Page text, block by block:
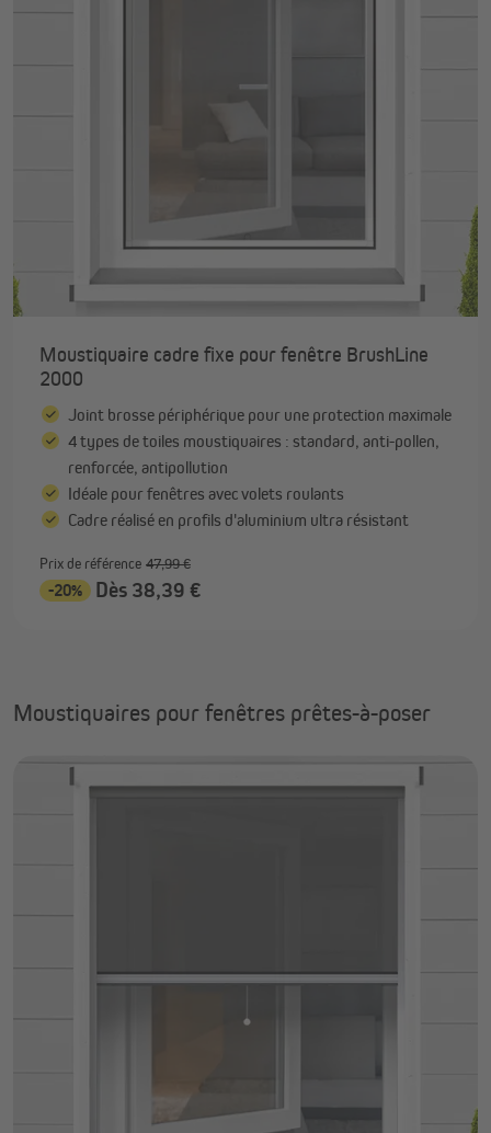
Moustiquaire cadre fixe pour fenêtre BrushLine
2000
Joint brosse périphérique pour une protection maximale
4 types de toiles moustiquaires : standard, anti-pollen,
renforcée, antipollution
Idéale pour fenêtres avec volets roulants
Cadre réalisé en profils d'aluminium ultra résistant
Prix de référence 47,99 €
-20% Dès 38,39 €
Moustiquaires pour fenêtres prêtes-à-poser